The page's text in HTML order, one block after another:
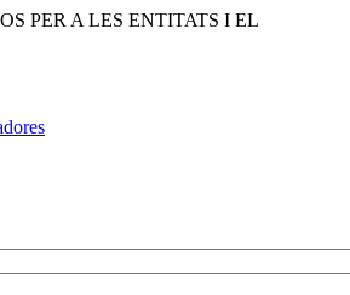
PER A LES ENTITATS I EL